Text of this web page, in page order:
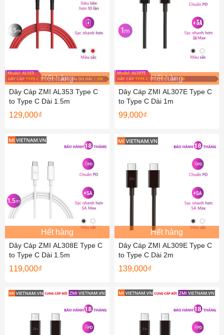
Hết hàng
Dây Cáp ZMI AL353 Type C
to Type C Dài 1.5m
129,000₫
Hết hàng
Dây Cáp ZMI AL307E Type C
to Type C Dài 1m
99,000₫
Hết hàng
Dây Cáp ZMI AL308E Type C
to Type C Dài 1.5m
119,000₫
Hết hàng
Dây Cáp ZMI AL309E Type C
to Type C Dài 2m
139,000₫